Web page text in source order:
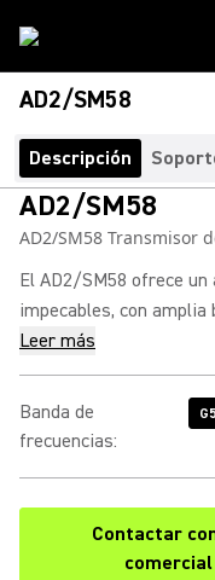
AD2/SM58
Descripción
AD2/SM58
AD2/SM58 Transmisor
El AD2/SM58 ofrece
impecables, con amplia
Leer más
Banda de
frecuencias:
Contactar
comercial